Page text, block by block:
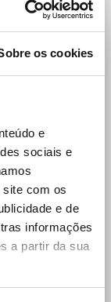
os cookies
e
sociais e
com os
e de
informações
a partir da sua